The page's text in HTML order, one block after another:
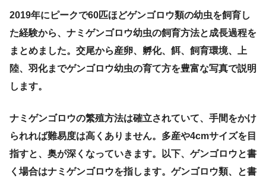
2019年にピークで60匹ほどゲンゴロウ類の幼虫を飼育し
た経験から、ナミゲンゴロウ幼虫の飼育方法と成長過程を
まとめました。交尾から産卵、孵化、餌、飼育環境、上
陸、羽化までゲンゴロウ幼虫の育て方を豊富な写真で説明
します。
ナミゲンゴロウの繁殖方法は確立されていて、手間をかけ
られれば難易度は高くありません。多産や4cmサイズを目
指すと、奥が深くなっていきます。以下、ゲンゴロウと書
く場合はナミゲンゴロウを指します。ゲンゴロウ類、と書